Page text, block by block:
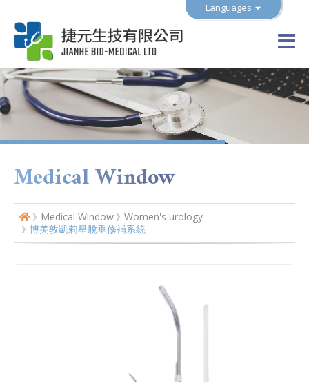
Languages
Medical Window
Medical Window
Women's urology
博美敦凱莉星脫垂修補系統